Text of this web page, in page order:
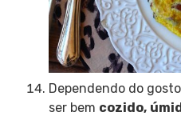
Dependendo do
ser bem cozido,